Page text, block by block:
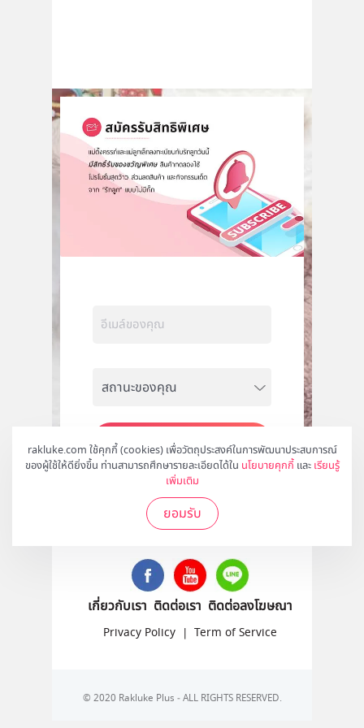
rakluke.com ใช้คุกกี้ (cookies) เพื่อวัตถุประสงค์ในการพัฒนาประสบการณ์
ของผู้ใช้ให้ดียิ่งขึ้น ท่านสามารถศึกษารายละเอียดได้ใน นโยบายคุกกี้ และ เรียนรู้
เพิ่มเติม
ยอมรับ
สมัคร
ติดตามเราได้ที่
เกี่ยวกับเรา ติดต่อเรา ติดต่อลงโฆษณา
Privacy Policy | Term of Service
© 2020 Rakluke Plus - ALL RIGHTS RESERVED.